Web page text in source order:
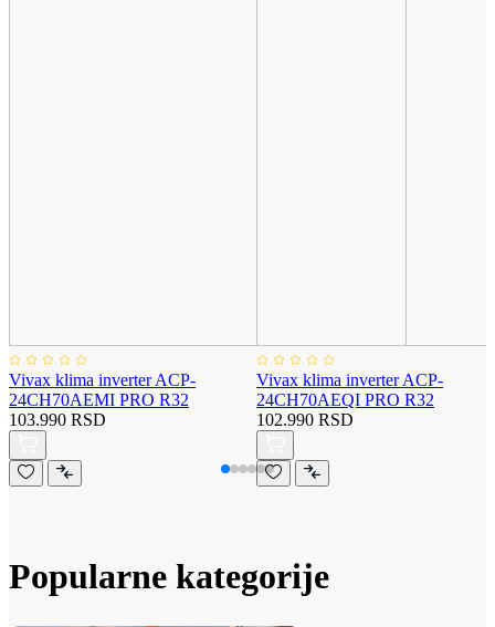
Vivax klima inverter ACP-
24CH70AEMI PRO R32
103.990 RSD
Vivax klima inverter ACP-
24CH70AEQI PRO R32
102.990 RSD
Popularne kategorije